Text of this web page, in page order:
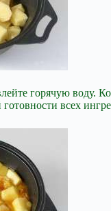
горячую воду.
всех